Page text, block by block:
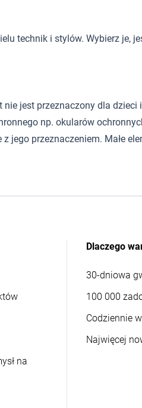
technik i stylów. Wybierz je,
jest przeznaczony dla dzieci
np. okularów
jego przeznaczeniem. Małe
na
Dlaczego
30-dniowa
100 000
Codziennie
Najwięcej